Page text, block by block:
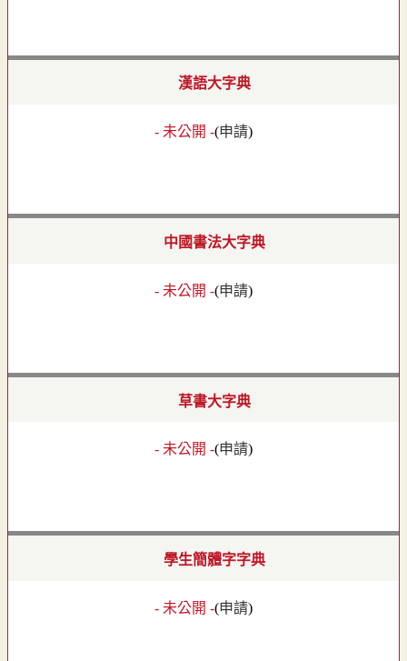
漢語大字典
- 未公開 -(申請)
中國書法大字典
- 未公開 -(申請)
草書大字典
- 未公開 -(申請)
學生簡體字字典
- 未公開 -(申請)